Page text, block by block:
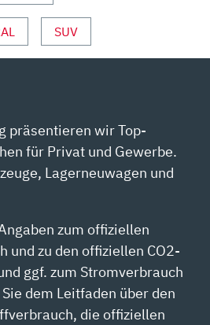
SUV
präsentieren wir Top-
für Privat und Gewerbe.
Lagerneuwagen und
zum offiziellen
und zu den offiziellen CO2-
ggf. zum Stromverbrauch
dem Leitfaden über den
die offiziellen